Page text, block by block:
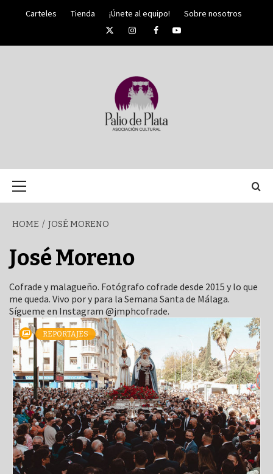
Carteles Tienda ¡Únete al equipo!
Sobre nosotros
TwitterInstagramFacebookYouTube
SEMANA
SANTA DE
MÁLAGA
HOME JOSÉ MORENO
José Moreno
Cofrade y malagueño. Fotógrafo cofrade desde 2015 y lo que
me queda. Vivo por y para la Semana Santa de Málaga.
Sígueme en Instagram @jmphcofrade.
REPORTAJES